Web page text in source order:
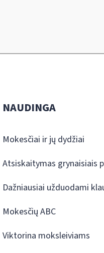
NAUDINGA
Mokesčiai ir jų dydžiai
Atsiskaitymas grynaisiais
Dažniausiai užduodami
Mokesčių ABC
Viktorina moksleiviams